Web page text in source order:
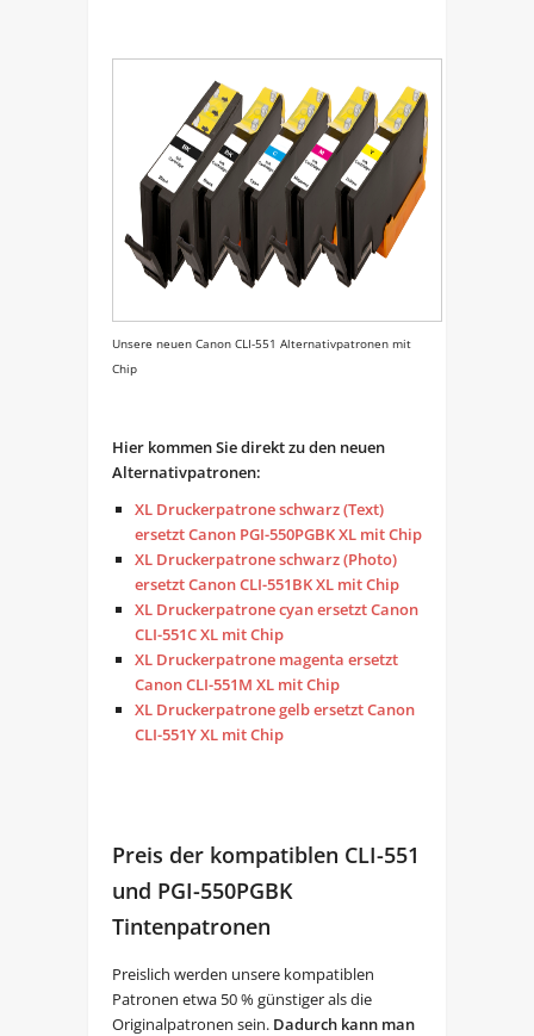
Unsere neuen Canon CLI-551 Alternativpatronen mit
Chip
Hier kommen Sie direkt zu den neuen
Alternativpatronen:
XL Druckerpatrone schwarz (Text)
ersetzt Canon PGI-550PGBK XL mit Chip
XL Druckerpatrone schwarz (Photo)
ersetzt Canon CLI-551BK XL mit Chip
XL Druckerpatrone cyan ersetzt Canon
CLI-551C XL mit Chip
XL Druckerpatrone magenta ersetzt
Canon CLI-551M XL mit Chip
XL Druckerpatrone gelb ersetzt Canon
CLI-551Y XL mit Chip
Preis der kompatiblen CLI-551
und PGI-550PGBK
Tintenpatronen
Preislich werden unsere kompatiblen
Patronen etwa 50 % günstiger als die
Originalpatronen sein. Dadurch kann man